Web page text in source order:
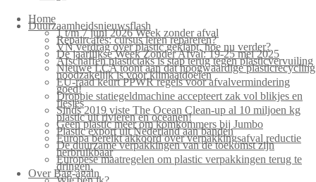
Home
Duurzaamheidsnieuwsflash
1 t/m 7 juni 2026 Week zonder afval
Repaircafés: cursus leren repareren?
VN verdrag over plastic geklapt, hoe nu verder?
De jaarlijkse Week Zonder Afval: 19-25 mei 2025
Afschaffen plastictaks is stap terug tegen plasticvervuiling
Nieuwe LCA toont aan dat hoogwaardige plasticrecycling
noodzakelijk is voor klimaatdoelen
EU-raad keurt PPWR regels voor afvalvermindering
goed!
Droppie statiegeldmachine accepteert zak vol blikjes en
flesjes
Sinds 2019 viste The Ocean Clean-up al 10 miljoen kg
plastic uit rivieren en oceanen!
Geen plastic meer om komkommers bij Jumbo
Plastic export uit Nederland aan banden
Europa bereikt akkoord over verpakkingsafval reductie
De duurzame verpakkingen van de toekomst zijn
herbruikbaar
Europese maatregelen om plastic verpakkingen terug te
dringen.
Over Bag-again